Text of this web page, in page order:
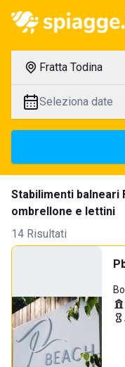
Fratta Todina
Seleziona date
Stabilimenti balneari
ombrellone e lettini
14 Risultati